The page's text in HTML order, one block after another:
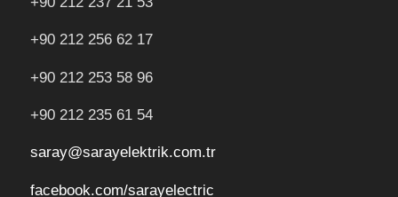
+90 212 256 62 17
+90 212 253 58 96
+90 212 235 61 54
saray@sarayelektrik.com.tr
facebook.com/sarayelectric